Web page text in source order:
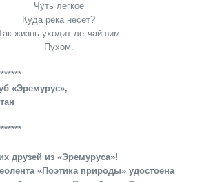
Чуть легкое
Куда река несет?
жизнь уходит легчайшим
Пухом.
«Эремурус»,
друзей из «Эремуруса»!
«Поэтика природы» удостоена